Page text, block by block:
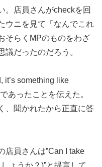
。店員さんがcheckを回
ウニを見て「なんでこれ
そらくMPのものをわざ
議だったのだろう。
it’s something like
あったことを伝えた。
、聞かれたから正直に答
店員さんは”Can I take